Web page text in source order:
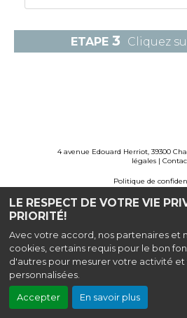
LE RESPECT DE VOTRE VIE
PRIORITÉ!
Avec votre accord, nos partenaires et
cookies, certains requis pour le bon
d'autres pour mesurer votre activité et
personnalisées.
Accepter En savoir plus
ETAPE 3 Cliquez
4 avenue Edouard Herriot, 39300
légales|
Politique de
Création site internet www.erakys.com